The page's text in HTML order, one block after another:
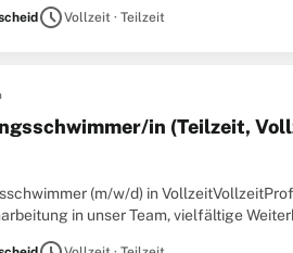
scheduleVollzeit · Teilzeit
in (Teilzeit,
(m/w/d) in
in unser Team, vielfältige